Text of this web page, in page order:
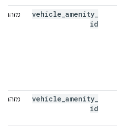
vehicle amenity
id
מזהה
vehicle amenity
id
מזהה